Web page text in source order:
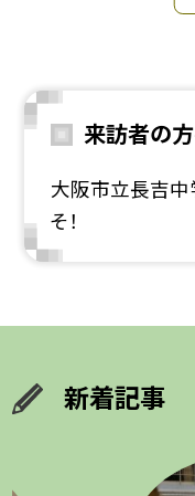
来訪者の
大阪市立長吉中
そ！
新着記事